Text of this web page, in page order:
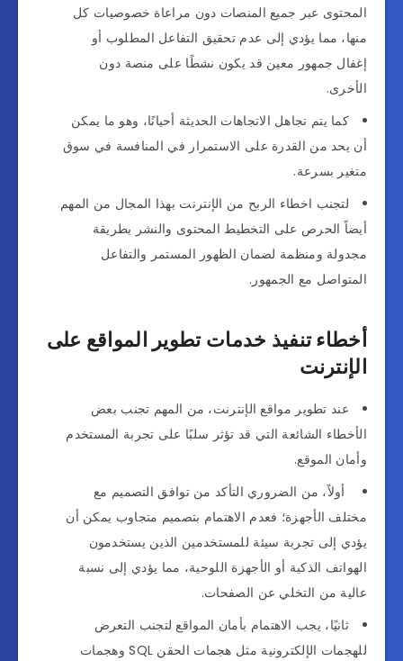
المحتوى عبر جميع المنصات دون مراعاة خصوصيات كل
منها، مما يؤدي إلى عدم تحقيق التفاعل المطلوب أو
إغفال جمهور معين قد يكون نشطًا على منصة دون
الأخرى.
كما يتم تجاهل الاتجاهات الحديثة أحيانًا، وهو ما يمكن
أن يحد من القدرة على الاستمرار في المنافسة في سوق
متغير بسرعة.
لتجنب اخطاء الربح من الإنترنت بهذا المجال من المهم
أيضاً الحرص على التخطيط المحتوى والنشر بطريقة
مجدولة ومنظمة لضمان الظهور المستمر والتفاعل
المتواصل مع الجمهور.
أخطاء تنفيذ خدمات تطوير المواقع على
الإنترنت
عند تطوير مواقع الإنترنت، من المهم تجنب بعض
الأخطاء الشائعة التي قد تؤثر سلبًا على تجربة المستخدم
وأمان الموقع.
أولاً، من الضروري التأكد من توافق التصميم مع
مختلف الأجهزة؛ فعدم الاهتمام بتصميم متجاوب يمكن أن
يؤدي إلى تجربة سيئة للمستخدمين الذين يستخدمون
الهواتف الذكية أو الأجهزة اللوحية، مما يؤدي إلى نسبة
عالية من التخلي عن الصفحات.
ثانيًا، يجب الاهتمام بأمان المواقع لتجنب التعرض
للهجمات الإلكترونية مثل هجمات الحقن SQL وهجمات